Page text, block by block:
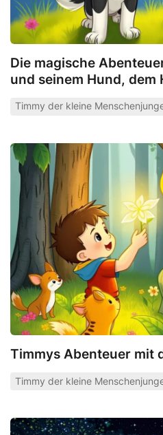
Die magische
und seinem Hund, dem
Timmy der kleine
Timmys Abenteuer mit
Timmy der kleine